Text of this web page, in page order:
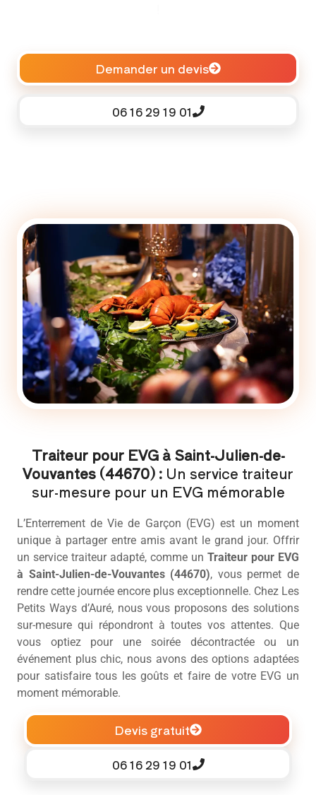
Demander un devis
06 16 29 19 01
Traiteur pour EVG à Saint-Julien-de-
Vouvantes (44670) : Un service traiteur
sur-mesure pour un EVG mémorable
L’Enterrement de Vie de Garçon (EVG) est un moment
unique à partager entre amis avant le grand jour. Offrir
un service traiteur adapté, comme un Traiteur pour EVG
à Saint-Julien-de-Vouvantes (44670), vous permet de
rendre cette journée encore plus exceptionnelle. Chez Les
Petits Ways d’Auré, nous vous proposons des solutions
sur-mesure qui répondront à toutes vos attentes. Que
vous optiez pour une soirée décontractée ou un
événement plus chic, nous avons des options adaptées
pour satisfaire tous les goûts et faire de votre EVG un
moment mémorable.
Devis gratuit
06 16 29 19 01